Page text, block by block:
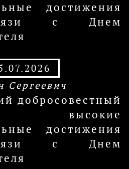
достижения
с Днем
Сергеевич
добросовестный
достижения
с Днем